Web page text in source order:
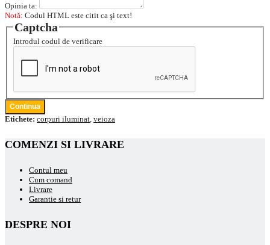
Opinia ta:
Notă: Codul HTML este citit ca şi text!
Captcha
Introdul codul de verificare
Continua
Etichete: corpuri iluminat, veioza
COMENZI SI LIVRARE
Contul meu
Cum comand
Livrare
Garantie si retur
DESPRE NOI